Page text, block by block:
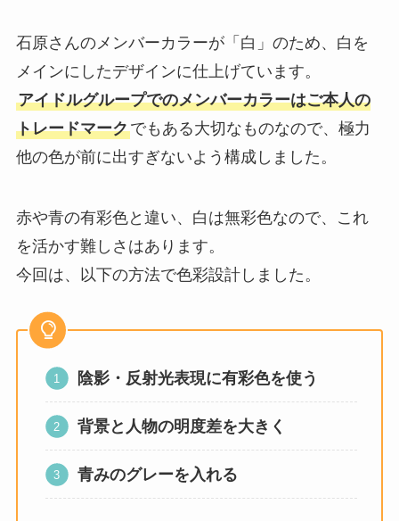
石原さんのメンバーカラーが「白」のため、白を
メインにしたデザインに仕上げています。
アイドルグループでのメンバーカラーはご本人の
トレードマークでもある大切なものなので、極力
他の色が前に出すぎないよう構成しました。
赤や青の有彩色と違い、白は無彩色なので、これ
を活かす難しさはあります。
今回は、以下の方法で色彩設計しました。
陰影・反射光表現に有彩色を使う
背景と人物の明度差を大きく
青みのグレーを入れる